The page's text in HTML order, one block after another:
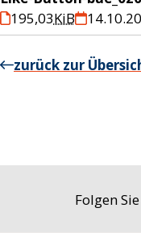
195,03KiB
zurück zur
Folgen